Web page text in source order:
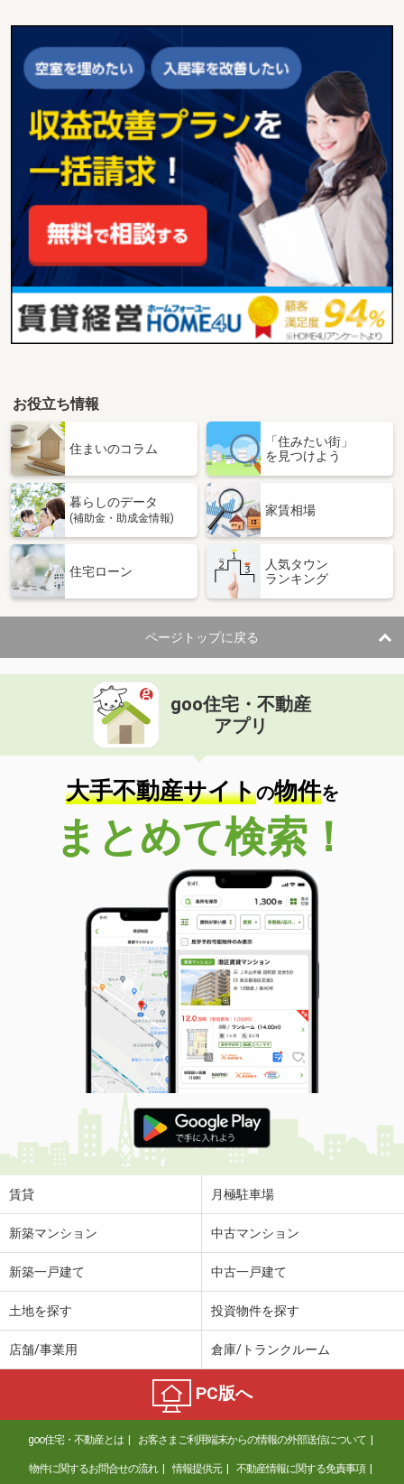
お役立ち情報
住まいのコラム
「住みたい街」
を見つけよう
暮らしのデータ
(補助金・助成金情報)
家賃相場
住宅ローン
人気タウン
ランキング
ページトップに戻る
goo住宅・不動産
アプリ
大手不動産サイトの物件を
まとめて検索！
賃貸 月極駐車場
新築マンション 中古マンション
新築一戸建て 中古一戸建て
土地を探す 投資物件を探す
店舗/事業用 倉庫/トランクルーム
PC版へ
goo住宅・不動産とは お客さまご利用端末からの情報の外部送信について
物件に関するお問合せの流れ 情報提供元 不動産情報に関する免責事項